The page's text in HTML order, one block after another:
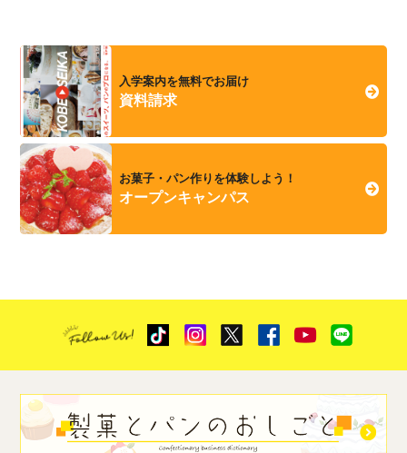
入学案内を無料でお届け
資料請求
お菓子・パン作りを体験しよう！
オープンキャンパス